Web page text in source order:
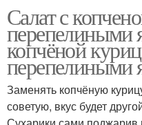
Салат с
перепелиными
копчёной
перепелиными
Заменять копчёную
советую, вкус будет